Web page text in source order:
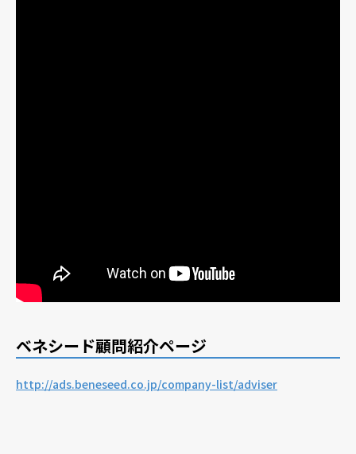
ベネシード顧問紹介ページ
http://ads.beneseed.co.jp/company-list/adviser